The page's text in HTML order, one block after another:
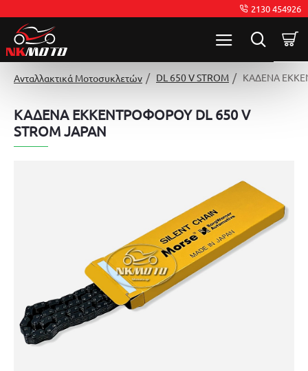
2130 454926
Ανταλλακτικά Μοτοσυκλετών DL 650 V STROM ΚΑΔΕΝΑ
ΚΑΔΕΝΑ ΕΚΚΕΝΤΡΟΦΟΡΟΥ DL 650 V
STROM JAPAN